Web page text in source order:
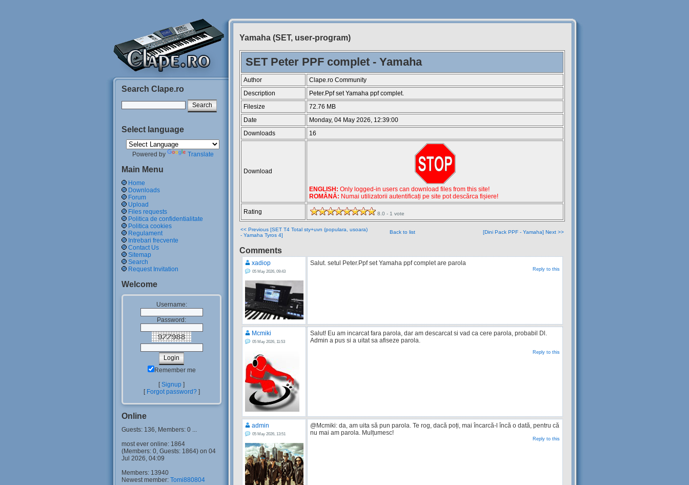
Search Clape.ro
Select language
Powered by Translate
Main Menu
Home
Downloads
Forum
Upload
Files requests
Politica de confidentialitate
Politica cookies
Regulament
Intrebari frecvente
Contact Us
Sitemap
Search
Request Invitation
Welcome
Username:
Password:
Remember me
[Signup ]
[ Forgot password?]
Online
Guests: 136, Members: 0 ...
most ever online: 1864
(Members: 0, Guests: 1864) on 04
Jul 2026, 04:09
Members: 13940
Newest member: Tomi880804
Yamaha (SET, user-program)
SET Peter PPF complet - Yamaha
Author
Clape.ro Community
Description
Peter.Ppf set Yamaha ppf complet.
Filesize
72.76 MB
Date
Monday, 04 May 2026, 12:39:00
Downloads
16
Download
ENGLISH: Only logged-in users can download files from this site!
ROMÂNĂ: Numai utilizatorii autentificați pe site pot descărca fișiere!
Rating 8.0 - 1 vote
<< Previous [SET T4 Total sty+uvn (populara, usoara)
- Yamaha Tyros 4]
Back to list [Dini Pack PPF - Yamaha] Next >>
Comments
xadiop
05 May 2026, 09:43
Salut. setul Peter.Ppf set Yamaha ppf complet are parola
Reply to this
Mcmiki
05 May 2026, 11:53
Salut! Eu am incarcat fara parola, dar am descarcat si vad ca cere parola, probabil Dl.
Admin a pus si a uitat sa afiseze parola.
Reply to this
admin
05 May 2026, 13:51
@Mcmiki: da, am uita să pun parola. Te rog, dacă poți, mai încarcă-l încă o dată, pentru că
nu mai am parola. Mulțumesc!
Reply to this
Siteul
Muzicantilor